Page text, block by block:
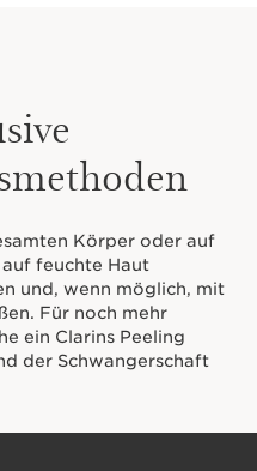
“Tonic“* leistet
DIE FORSCHUNG
HUILE “TONIC“!
bei Rheuma.
Körper oder auf
feuchte Haut
und, wenn möglich, mit
Für noch mehr
ein Clarins Peeling
der Schwangerschaft